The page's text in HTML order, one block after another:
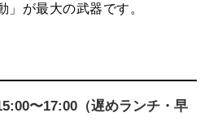
」が最大の武器です。
〜17:00（遅めランチ・早